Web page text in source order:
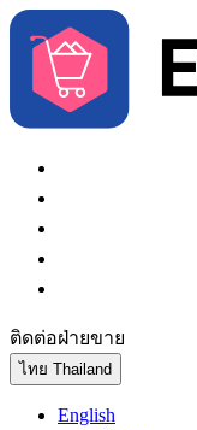
ติดต่อฝ่ายขาย
ไทย Thailand
English